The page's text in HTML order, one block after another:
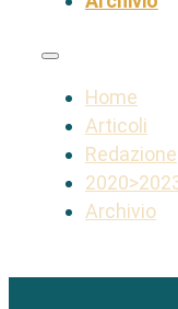
Home
Articoli
Redazione
Archivio